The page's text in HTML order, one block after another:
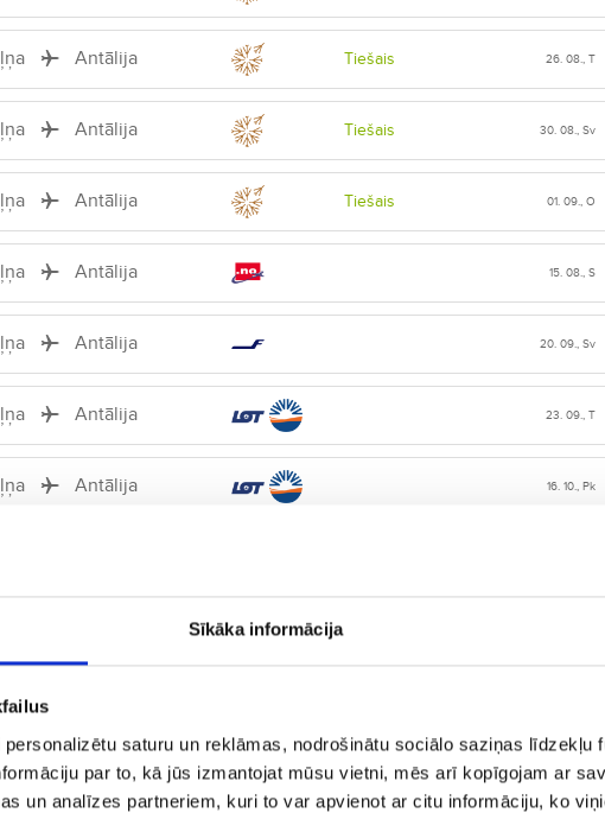
Sīkāka informācija
saturu un reklāmas, nodrošinātu sociālo saziņas līdzekļu
par to, kā jūs izmantojat mūsu vietni, mēs arī kopīgojam ar
un analīzes partneriem, kuri to var apvienot ar citu informāciju, ko
Antālija Tiešais 26. 08., T
Antālija Tiešais 30. 08., Sv
Antālija Tiešais 01. 09., O
Antālija 15. 08., S
Antālija 20. 09., Sv
Antālija 23. 09., T
Antālija 16. 10., Pk
Antālija 25. 10., Sv